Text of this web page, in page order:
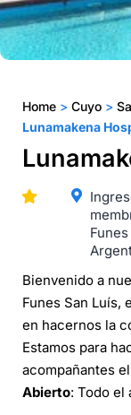
Home > Cuyo >
Lunamakena
Bienvenido a
Funes San Luís,
en hacernos la
Estamos para
acompañantes
Abierto: Todo el